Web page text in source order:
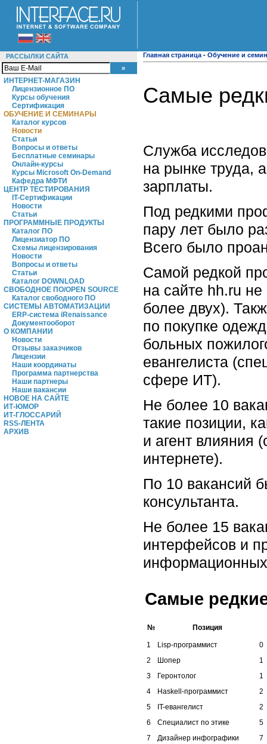
РАССЫЛКИ САЙТА
ИНТЕРНЕТ-МАГАЗИН
Лицензионное ПО
Курсы обучения
Сертификация
ОБУЧЕНИЕ И СЕМИНАРЫ
Каталог курсов
Новости
Статьи
Вопросы и ответы
Бесплатные семинары
Онлайн-курсы
Курсы Microsoft On-Demand
Кафедра МФТИ
ЦЕНТР ТЕСТИРОВАНИЯ
IT-Сертификации
Новости
Статьи
ПРОГРАММНЫЕ ПРОДУКТЫ
Каталог ПО
Лицензиатор ПО
Схемы лицензирования
Новости
Вопросы и ответы
Статьи
Каталог DOWNLOAD
СВОБОДНОЕ ПО/OPEN SOURCE
Каталог свободного ПО
СИСТЕМЫ АВТОМАТИЗАЦИИ
ERP-система iRenaissance
Документооборот
О КОМПАНИИ
Новости
Отзывы заказчиков
Лицензии
Наши координаты
Программа партнерства
Наши партнеры
Наши вакансии
НОВОЕ НА САЙТЕ
ИТ-ЮМОР
ИТ-ГЛОССАРИЙ
RSS-ЛЕНТА
АРХИВ
Главная страница - Обучение и
Самые
Служба
на рынке труда,
зарплаты.
Под редкими
пару лет было
Всего было
Самой редкой
на сайте hh.ru
более двух).
по покупке
больных
евангелиста
сфере ИТ).
Не более 10
такие позиции,
и агент влияния
интернете).
По 10 вакансий
консультанта.
Не более 15
интерфейсов и
информационных
Самые
№ Позиция
1 Lisp-программист
0
2
Шопер
1
3
Геронтолог
1
4
Haskell-программист
2
5
IT-евангелист
2
6
Специалист по этике
5
7
Дизайнер инфографики
7